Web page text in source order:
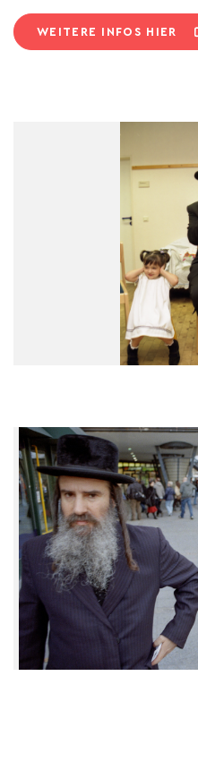
WEITERE INFOS HIER